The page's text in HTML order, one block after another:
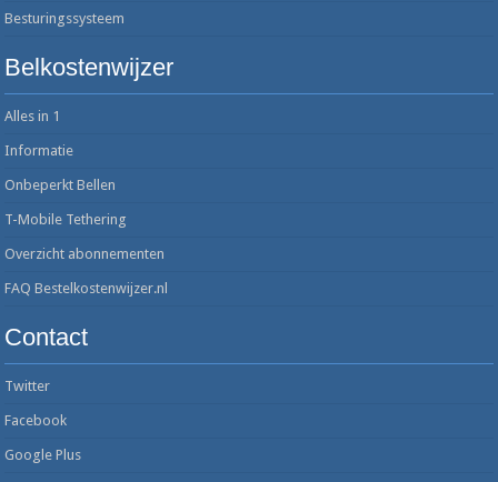
Besturingssysteem
Belkostenwijzer
Alles in 1
Informatie
Onbeperkt Bellen
T-Mobile Tethering
Overzicht abonnementen
FAQ Bestelkostenwijzer.nl
Contact
Twitter
Facebook
Google Plus